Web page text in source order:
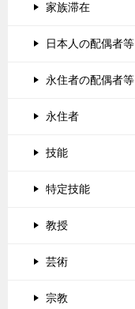
家族滞在
日本人の配偶者等
永住者の配偶者等
永住者
技能
特定技能
教授
芸術
宗教